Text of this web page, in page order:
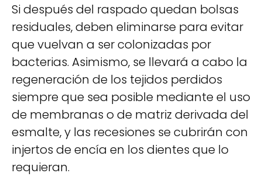
Si después del raspado quedan bolsas
residuales, deben eliminarse para evitar
que vuelvan a ser colonizadas por
bacterias. Asimismo, se llevará a cabo la
regeneración de los tejidos perdidos
siempre que sea posible mediante el uso
de membranas o de matriz derivada del
esmalte, y las recesiones se cubrirán con
injertos de encía en los dientes que lo
requieran.